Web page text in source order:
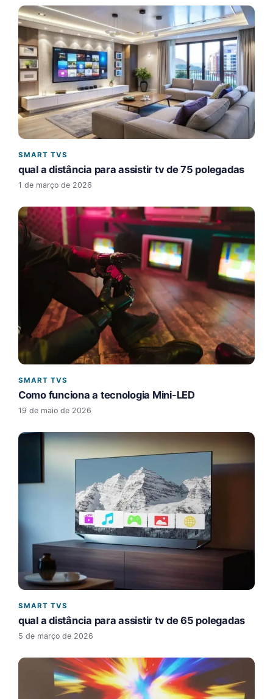
SMART TVS
qual a distância para assistir tv de 75 polegadas​
1 de março de 2026
SMART TVS
Como funciona a tecnologia Mini-LED
19 de maio de 2026
SMART TVS
qual a distância para assistir tv de 65 polegadas​
5 de março de 2026